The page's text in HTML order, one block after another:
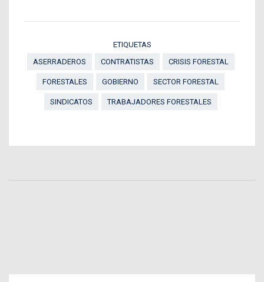
ETIQUETAS
ASERRADEROS
CONTRATISTAS CRISIS FORESTAL
FORESTALES GOBIERNO SECTOR FORESTAL
SINDICATOS TRABAJADORES FORESTALES